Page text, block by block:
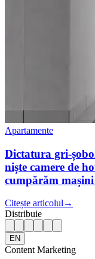
Apartamente
Dictatura gri-
niște camere de
cumpărăm
Citește articolul →
Distribuie
EN
Content Marketing